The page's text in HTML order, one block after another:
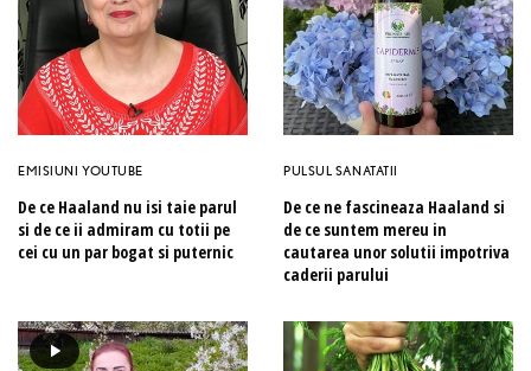
EMISIUNI YOUTUBE
De ce Haaland nu isi taie parul
si de ce ii admiram cu totii pe
cei cu un par bogat si puternic
PULSUL SANATATII
De ce ne fascineaza Haaland si
de ce suntem mereu in
cautarea unor solutii impotriva
caderii parului